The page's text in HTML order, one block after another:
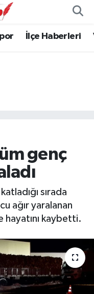
İlçe Haberleri
genç
sırada
ağır yaralanan
hayatını kaybetti.